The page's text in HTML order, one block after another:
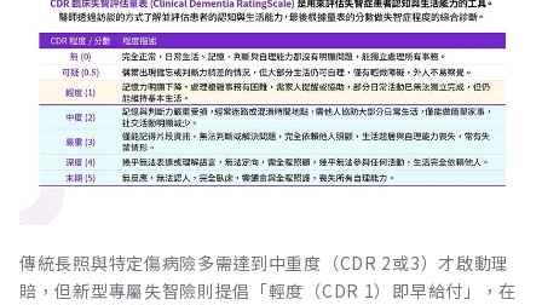
傳統長照與特定傷病險多需達到中重度（CDR 2或3）才啟動理
賠，但新型專屬失智險則提倡「輕度（CDR 1）即早給付」，在